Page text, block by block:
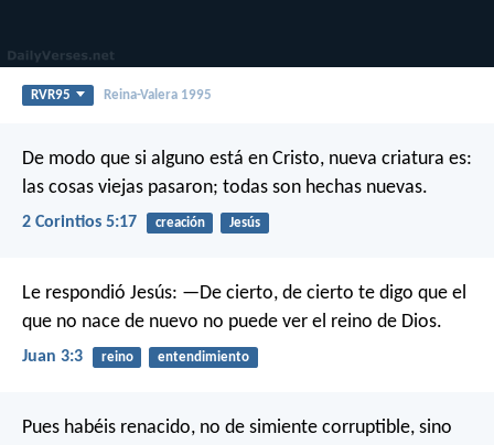
RVR95 Reina-Valera 1995
De modo que si alguno está en Cristo, nueva criatura es:
las cosas viejas pasaron; todas son hechas nuevas.
2 Corintios 5:17 creación Jesús
Le respondió Jesús: —De cierto, de cierto te digo que el
que no nace de nuevo no puede ver el reino de Dios.
Juan 3:3 reino entendimiento
Pues habéis renacido, no de simiente corruptible, sino